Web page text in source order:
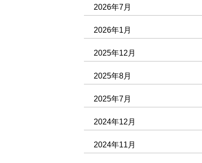
2026年7月
2026年1月
2025年12月
2025年8月
2025年7月
2024年12月
2024年11月